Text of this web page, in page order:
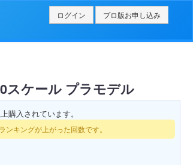
ログイン プロ版お申し込み
スケール プラモデル
購入されています。
ンキングが上がった回数です。